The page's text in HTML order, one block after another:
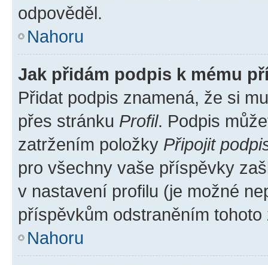
odpověděl.
Nahoru
Jak přidám podpis k mému
Přidat podpis znamená, že si
přes stránku Profil. Podpis
zatržením položky Připojit
pro všechny vaše příspěvky
v nastavení profilu (je možné
příspěvkům odstraněním
Nahoru